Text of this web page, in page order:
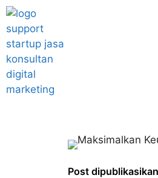
Post